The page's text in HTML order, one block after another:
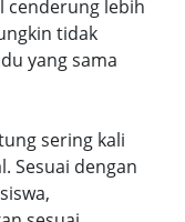
cenderung lebih
tidak
yang sama
sering kali
Sesuai dengan